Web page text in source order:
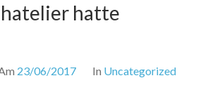
hatte
23/06/2017 In Uncategorized